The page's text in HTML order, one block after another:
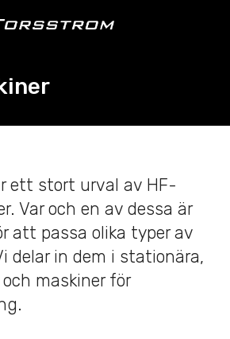
ett stort urval av HF-
Var och en av dessa är
att passa olika typer av
delar in dem i stationära,
maskiner för